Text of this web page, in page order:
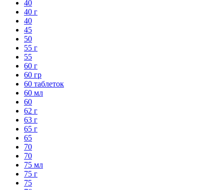
40
40 г
40
45
50
55 г
55
60 г
60 гр
60 таблеток
60 мл
60
62 г
63 г
65 г
65
70
70
75 мл
75 г
75